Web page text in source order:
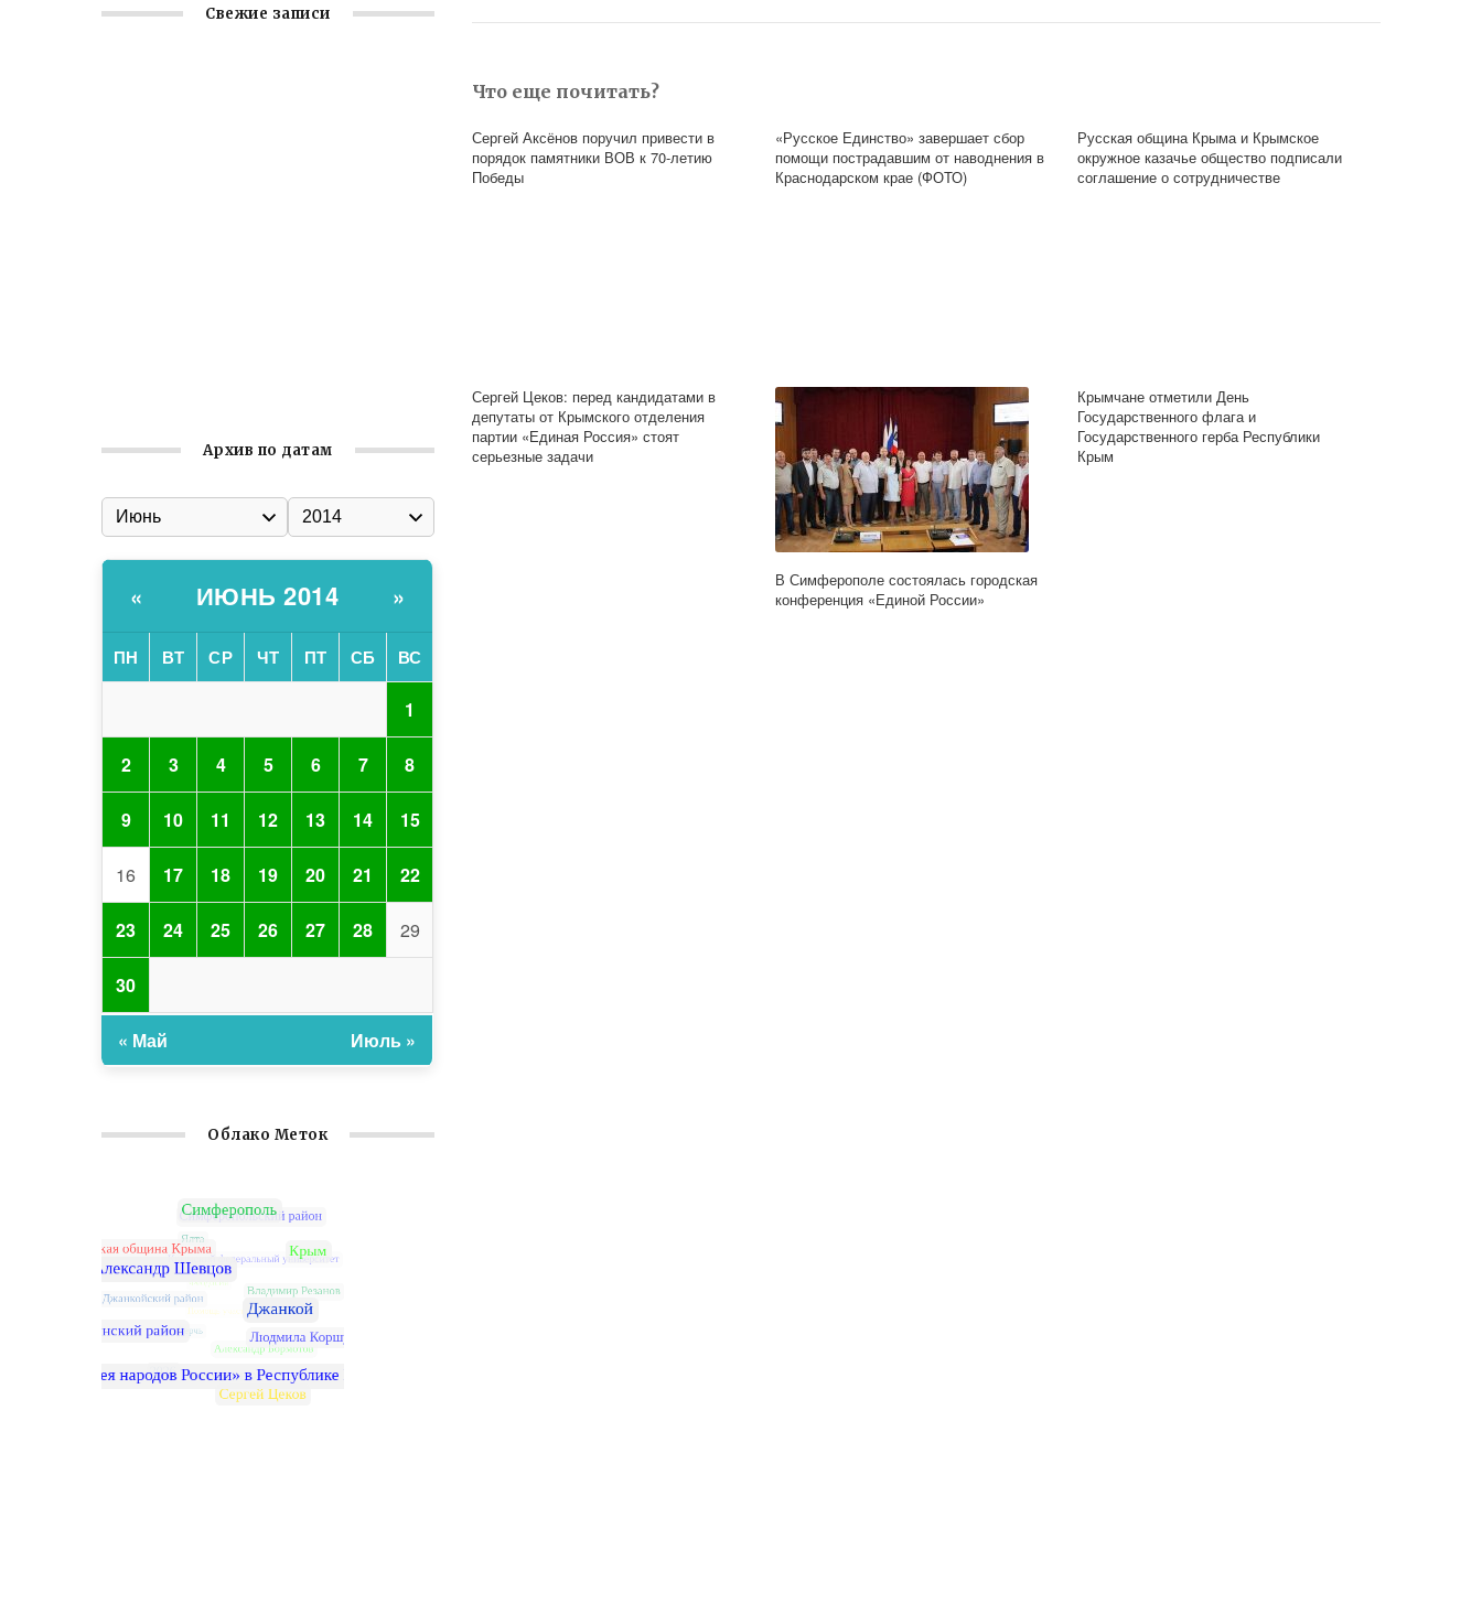
Что еще почитать?
Сергей Аксёнов поручил привести в
порядок памятники ВОВ к 70-летию
Победы
«Русское Единство» завершает сбор
помощи пострадавшим от наводнения в
Краснодарском крае (ФОТО)
Русская община Крыма и Крымское
окружное казачье общество подписали
соглашение о сотрудничестве
Сергей Цеков: перед кандидатами в
депутаты от Крымского отделения
партии «Единая Россия» стоят
серьезные задачи
В Симферополе состоялась городская
конференция «Единой России»
Крымчане отметили День
Государственного флага и
Государственного герба Республики
Крым
Свежие записи
Архив по датам
« ИЮНЬ 2014 »
ПН ВТ СР ЧТ ПТ СБ ВС
1
2 3 4 5 6 7 8
9 10 11 12 13 14 15
16 17 18 19 20 21 22
23 24 25 26 27 28 29
30
« Май Июль »
Облако Меток